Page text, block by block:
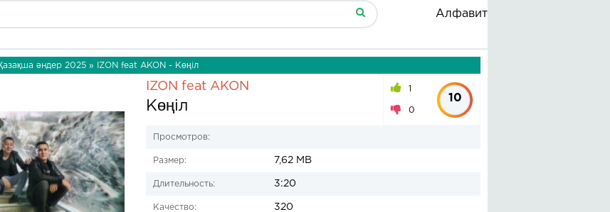
Алфавит
Қазақша әндер 2025 » IZON feat AKON - Көңіл
IZON feat AKON
Көңіл
1
0
10
Просмотров:
Размер: 7,62 MB
Длительность: 3:20
Качество: 320